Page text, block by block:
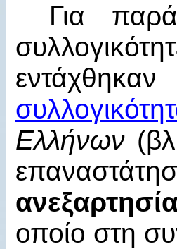
Για
Ελλήνων
οποίο στη